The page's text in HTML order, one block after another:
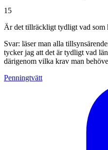
15
Är det tillräckligt tydligt vad som
Svar: läser man alla
tycker jag att det är tydligt vad
därigenom vilka krav man
Penningtvätt